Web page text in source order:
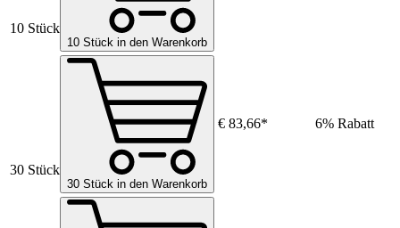
10 Stück
10 Stück in den Warenkorb
30 Stück
30 Stück in den Warenkorb
€ 83,66* 6% Rabatt